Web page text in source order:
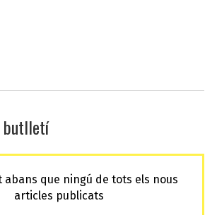
butlletí
abans que ningú de tots els nous
articles publicats